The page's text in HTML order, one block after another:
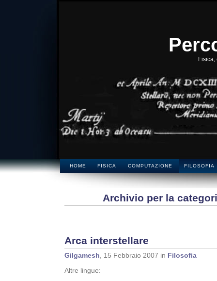
HOME FISICA COMPUTAZIONE FILOSOFIA
Archivio per la
Arca interstellare
Gilgamesh, 15 Febbraio 2007 in Filosofia
Altre lingue: